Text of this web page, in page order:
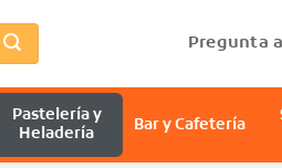
Pregunta
Pastelería y
Heladería
Bar y Cafetería